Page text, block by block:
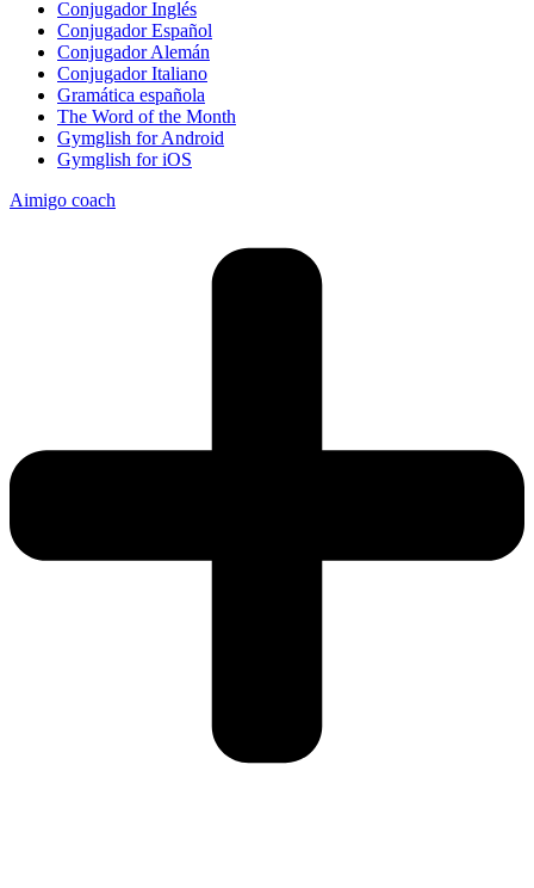
Conjugador Inglés
Conjugador Español
Conjugador Alemán
Conjugador Italiano
Gramática española
The Word of the Month
Gymglish for Android
Gymglish for iOS
Aimigo coach